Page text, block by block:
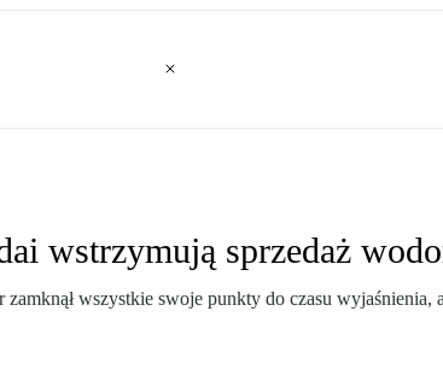
wstrzymują sprzedaż
wszystkie swoje punkty do czasu